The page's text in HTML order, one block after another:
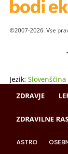
©2007-2026. Vse
Jezik: Slovenščina
ZDRAVJE
ZDRAVILNE
ASTRO